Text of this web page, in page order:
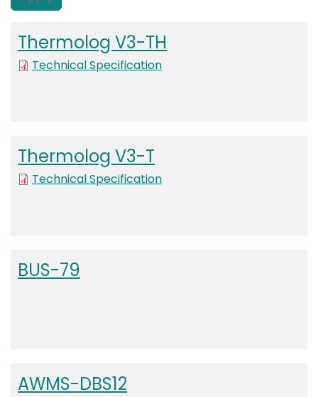
Thermolog V3-TH
FileTechnical Specification
Thermolog V3-T
FileTechnical Specification
BUS-79
AWMS-DBS12